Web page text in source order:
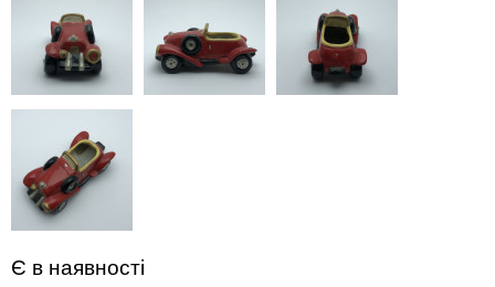
Є в наявності